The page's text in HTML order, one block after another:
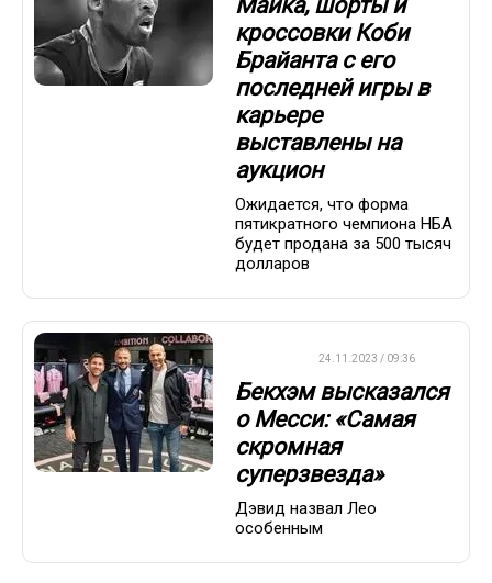
Майка, шорты и
кроссовки Коби
Брайанта с его
последней игры в
карьере
выставлены на
аукцион
Ожидается, что форма
пятикратного чемпиона НБА
будет продана за 500 тысяч
долларов
24.11.2023 / 09:36
Бекхэм высказался
о Месси: «Самая
скромная
суперзвезда»
Дэвид назвал Лео
особенным